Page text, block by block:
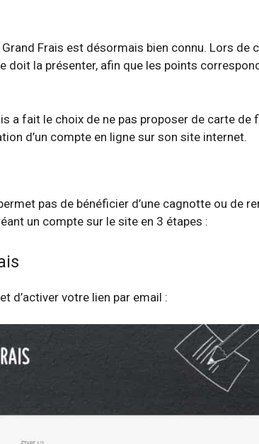
Frais est désormais bien connu. Lors de
doit la présenter, afin que les points
a fait le choix de ne pas proposer de carte de
d’un compte en ligne sur son site internet.
pas de bénéficier d’une cagnotte ou de
un compte sur le site en 3 étapes :
d’activer votre lien par email :